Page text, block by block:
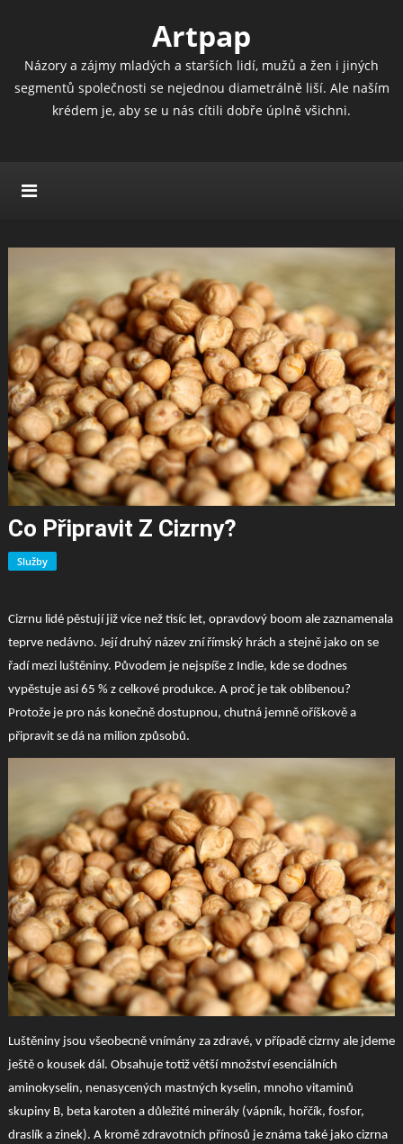
Artpap
Názory a zájmy mladých a starších lidí, mužů a žen i jiných
segmentů společnosti se nejednou diametrálně liší. Ale naším
krédem je, aby se u nás cítili dobře úplně všichni.
Co Připravit Z Cizrny?
Služby
Cizrnu lidé pěstují již více než tisíc let, opravdový boom ale zaznamenala
teprve nedávno. Její druhý název zní římský hrách a stejně jako on se
řadí mezi luštěniny. Původem je nejspíše z Indie, kde se dodnes
vypěstuje asi 65 % z celkové produkce. A proč je tak oblíbenou?
Protože je pro nás konečně dostupnou, chutná jemně oříškově a
připravit se dá na milion způsobů.
Luštěniny jsou všeobecně vnímány za zdravé, v případě cizrny ale jdeme
ještě o kousek dál. Obsahuje totiž větší množství esenciálních
aminokyselin, nenasycených mastných kyselin, mnoho vitaminů
skupiny B, beta karoten a důležité minerály (vápník, hořčík, fosfor,
draslík a zinek). A kromě zdravotních přínosů je známa také jako cizrna